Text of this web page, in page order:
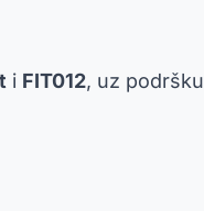
i FIT012, uz